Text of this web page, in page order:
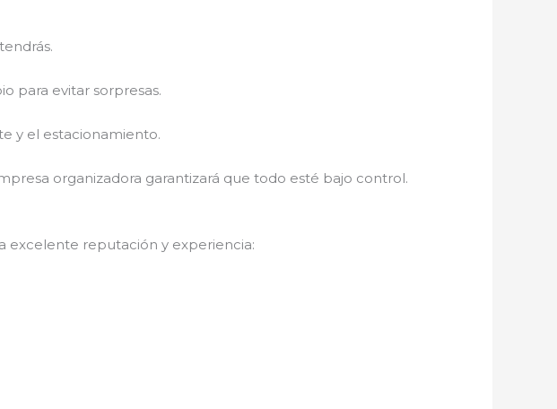
para evitar sorpresas.
y el estacionamiento.
organizadora garantizará que todo esté bajo control.
excelente reputación y experiencia: